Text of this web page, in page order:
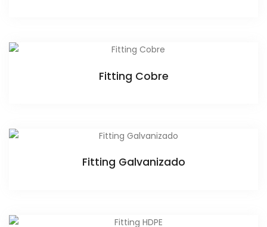
Fitting Cobre
Fitting Galvanizado